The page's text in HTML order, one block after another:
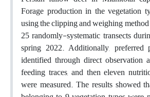
Forage production in the vegetation
using the clipping and weighing
25 randomly-systematic transects
spring 2022. Additionally, preferred
identified through direct observation
feeding traces, and then eleven
were measured. The results showed